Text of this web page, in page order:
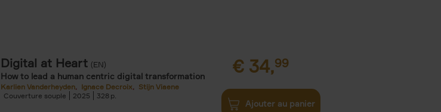
Digital at Heart (EN)
How to lead a human centric digital transformation
Karlien Vanderheyden Ignace Decroix
Stijn Viaene
Couverture souple
2025 328
€ 34,99
Ajouter au panier